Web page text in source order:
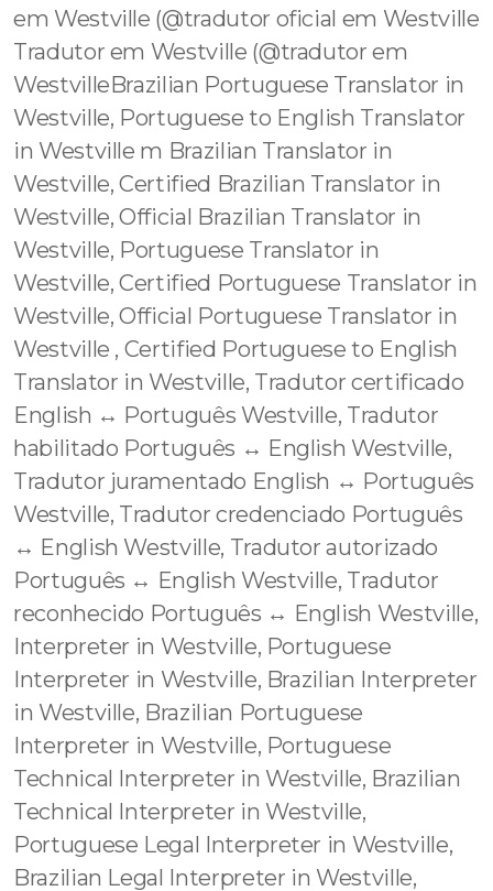
em Westville (@tradutor oficial em Westville
Tradutor em Westville (@tradutor em
WestvilleBrazilian Portuguese Translator in
Westville, Portuguese to English Translator
in Westville m Brazilian Translator in
Westville, Certified Brazilian Translator in
Westville, Official Brazilian Translator in
Westville, Portuguese Translator in
Westville, Certified Portuguese Translator in
Westville, Official Portuguese Translator in
Westville , Certified Portuguese to English
Translator in Westville, Tradutor certificado
English ↔️ Português Westville, Tradutor
habilitado Português ↔️ English Westville,
Tradutor juramentado English ↔️ Português
Westville, Tradutor credenciado Português
↔️ English Westville, Tradutor autorizado
Português ↔️ English Westville, Tradutor
reconhecido Português ↔️ English Westville,
Interpreter in Westville, Portuguese
Interpreter in Westville, Brazilian Interpreter
in Westville, Brazilian Portuguese
Interpreter in Westville, Portuguese
Technical Interpreter in Westville, Brazilian
Technical Interpreter in Westville,
Portuguese Legal Interpreter in Westville,
Brazilian Legal Interpreter in Westville,